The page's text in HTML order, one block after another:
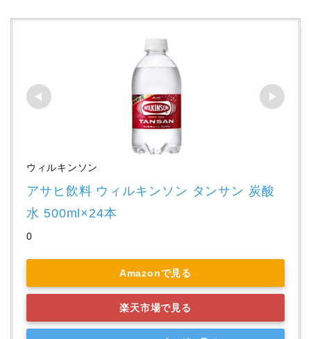
ウィルキンソン
アサヒ飲料 ウィルキンソン タンサン 炭酸
水 500ml×24本
0
Amazonで見る
楽天市場で見る